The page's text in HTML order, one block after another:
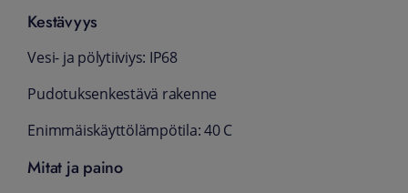
Kestävyys
Vesi- ja pölytiiviys: IP68
Pudotuksenkestävä rakenne
Enimmäiskäyttölämpötila: 40 C
Mitat ja paino